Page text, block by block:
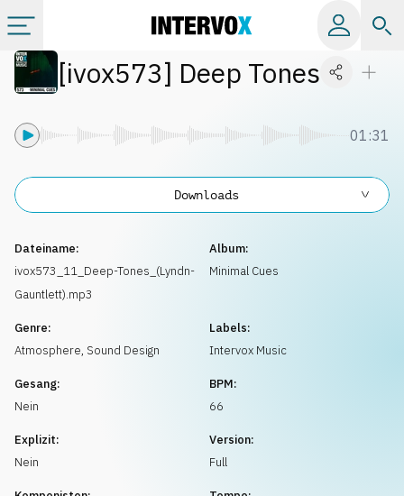
Kategorien
Alle Alben
Playlists
Lizenzen
Info
[ivox573] Deep Tones
01:31
Dateiname:
ivox573_11_Deep-Tones_(Lyndn-
Gauntlett).mp3
Album:
Minimal Cues
Genre:
Atmosphere, Sound Design
Labels:
Intervox Music
Gesang:
Nein
BPM:
66
Explizit:
Nein
Version:
Full
Downloads